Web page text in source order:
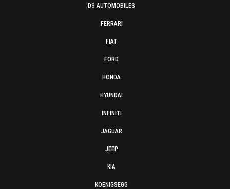
DS AUTOMOBILES
FERRARI
FIAT
FORD
HONDA
HYUNDAI
INFINITI
JAGUAR
JEEP
KIA
KOENIGSEGG